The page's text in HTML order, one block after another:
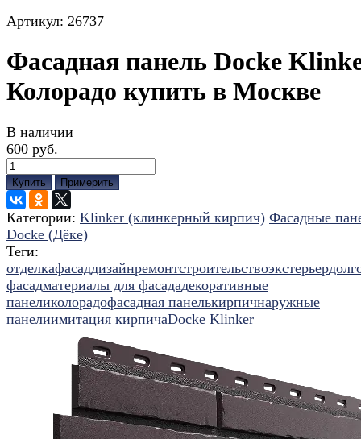
Артикул: 26737
Фасадная панель Docke
Колорадо купить в Москве
В наличии
600 руб.
Купить Примерить
Категории: Klinker (клинкерный кирпич) Фасадные
Docke (Дёке)
Теги:
отделкафасаддизайнремонтстроительствоэкстерьер
фасадматериалы для фасададекоративные
панеликолорадофасадная панелькирпичнаружные
панелиимитация кирпичаDocke Klinker